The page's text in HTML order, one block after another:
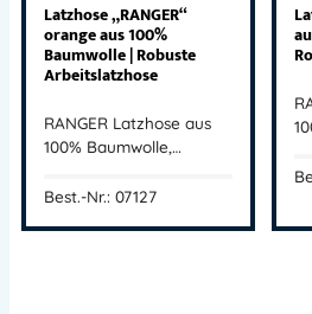
Latzhose „RANGER“
orange aus 100%
Baumwolle | Robuste
Arbeitslatzhose
RANGER Latzhose aus
100% Baumwolle,…
Best.-Nr.: 07127